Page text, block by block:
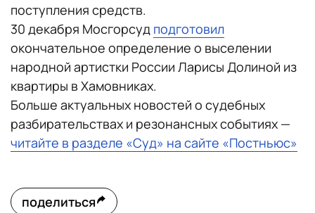
поступления средств.
30 декабря Мосгорсуд подготовил
окончательное определение о выселении
народной артистки России Ларисы Долиной из
квартиры в Хамовниках.
Больше актуальных новостей о судебных
разбирательствах и резонансных событиях —
читайте в разделе «Суд» на сайте «Постньюс»
поделиться